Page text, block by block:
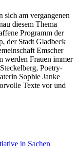
sich am vergangenen
diesem Thema
Programm der
der Stadt Gladbeck
Emscher
werden Frauen immer
Poetry-
Sophie Janke
Texte vor und
in Sachen